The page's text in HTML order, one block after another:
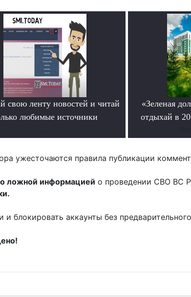
свою ленту новостей и читай
любимые источники
«Зеленая
отдыхай в
ужесточаются правила публикации
ложной информацией о проведении СВО ВС
блокировать аккаунты без